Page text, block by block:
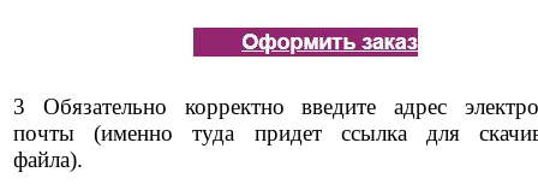
3 Обязательно корректно введите адрес
почты (именно туда придет ссылка для
файла).